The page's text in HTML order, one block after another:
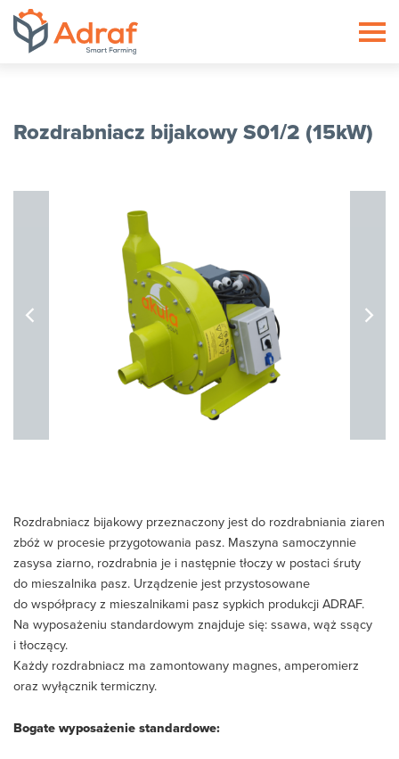
Rozdrabniacz bijakowy S01/2 (15kW)
Rozdrabniacz bijakowy przeznaczony jest do rozdrabniania ziaren
zbóż w procesie przygotowania pasz. Maszyna samoczynnie
zasysa ziarno, rozdrabnia je i następnie tłoczy w postaci śruty
do mieszalnika pasz. Urządzenie jest przystosowane
do współpracy z mieszalnikami pasz sypkich produkcji ADRAF.
Na wyposażeniu standardowym znajduje się: ssawa, wąż ssący
i tłoczący.
Każdy rozdrabniacz ma zamontowany magnes, amperomierz
oraz wyłącznik termiczny.
Bogate wyposażenie standardowe:
ADRAF // Producent maszyn